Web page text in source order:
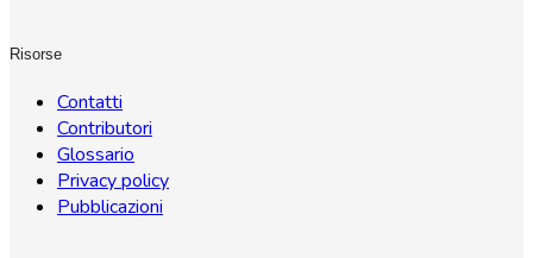
Risorse
Contatti
Contributori
Glossario
Privacy policy
Pubblicazioni